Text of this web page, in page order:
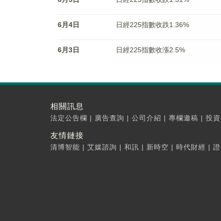
6月4日 日經225指數收跌1.36%
6月3日 日經225指數收漲2.5%
相關訊息
法定公告欄 | 廣告查詢 | 公司介紹 | 專欄邀稿 | 投
友情鏈接
清博智能 | 艾媒諮詢 | 和訊 | 新時空 | 時代財經 |